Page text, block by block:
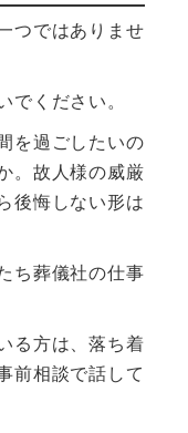
つではありませ
でください。
を過ごしたいの
。故人様の威厳
後悔しない形は
ち葬儀社の仕事
る方は、落ち着
前相談で話して